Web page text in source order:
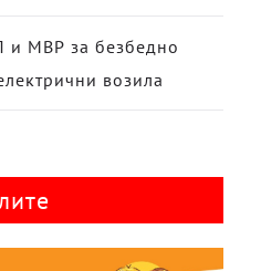
МВР за безбедно
возила